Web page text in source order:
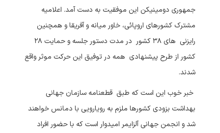
جمهوری دومینیکن این موفقیت به دست آمد. اعلامیه
مشترک کشورهای اروپائی، خاور میانه و آفریقا و همچنین
رایزنی های ۳۸ کشور در مدت دستور جلسه و حمایت ۲۸
کشور از طرح پیشنهادی همه در توفیق این حرکت موثر واقع
شدند.
خبر خوب این است که طبق قطعنامه سازمان جهانی
بهداشت بزودی کشورها ملزم به رویارویی با دمانس خواهند
شد و انجمن جهانی آلزایمر امیدوار است که با حضور افراد